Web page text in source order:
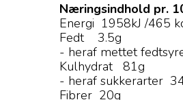
Næringsindhold pr.
Energi 1958kJ /465
Fedt 3.5g
- heraf mettet
Kulhydrat 81g
- heraf sukkerarter
Fibrer 20g